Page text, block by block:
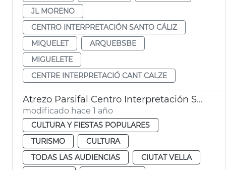
JL MORENO
CENTRO INTERPRETACIÓN SANTO CÁLIZ
MIQUELET
ARQUEBSBE
MIGUELETE
CENTRE INTERPRETACIÓ CANT CALZE
Atrezo Parsifal Centro Interpretación Santo Cáliz
modificado hace 1 año
CULTURA Y FIESTAS POPULARES
TURISMO
CULTURA
TODAS LAS AUDIENCIAS
CIUTAT VELLA